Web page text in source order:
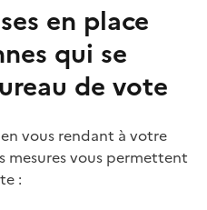
en place
qui se
de vote
vous rendant à votre
mesures vous permettent
: